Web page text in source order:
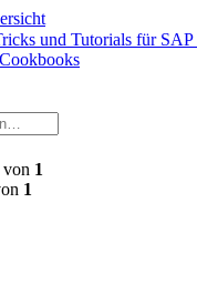
und Tutorials für
von 1
1